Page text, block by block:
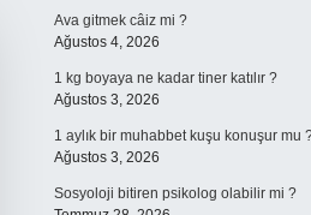
Ava gitmek câiz mi ?
Ağustos 4, 2026
1 kg boyaya ne kadar tiner katılır ?
Ağustos 3, 2026
1 aylık bir muhabbet kuşu konuşur mu
Ağustos 3, 2026
Sosyoloji bitiren psikolog olabilir mi ?